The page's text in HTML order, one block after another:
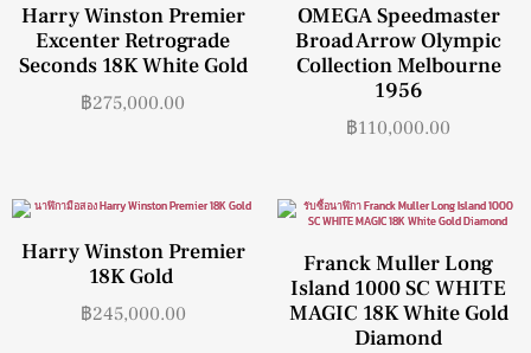
Harry Winston Premier
Excenter Retrograde
Seconds 18K White Gold
฿275,000.00
OMEGA Speedmaster
Broad Arrow Olympic
Collection Melbourne
1956
฿110,000.00
Harry Winston Premier
18K Gold
฿245,000.00
Franck Muller Long
Island 1000 SC WHITE
MAGIC 18K White Gold
Diamond